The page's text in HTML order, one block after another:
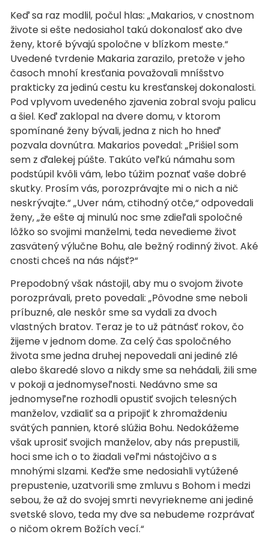
Keď sa raz modlil, počul hlas: „Makarios, v cnostnom
živote si ešte nedosiahol takú dokonalosť ako dve
ženy, ktoré bývajú spoločne v blízkom meste.“
Uvedené tvrdenie Makaria zarazilo, pretože v jeho
časoch mnohí kresťania považovali mníšstvo
prakticky za jedinú cestu ku kresťanskej dokonalosti.
Pod vplyvom uvedeného zjavenia zobral svoju palicu
a šiel. Keď zaklopal na dvere domu, v ktorom
spomínané ženy bývali, jedna z nich ho hneď
pozvala dovnútra. Makarios povedal: „Prišiel som
sem z ďalekej púšte. Takúto veľkú námahu som
podstúpil kvôli vám, lebo túžim poznať vaše dobré
skutky. Prosím vás, porozprávajte mi o nich a nič
neskrývajte.“ „Uver nám, ctihodný otče,“ odpovedali
ženy, „že ešte aj minulú noc sme zdieľali spoločné
lôžko so svojimi manželmi, teda nevedieme život
zasvätený výlučne Bohu, ale bežný rodinný život. Aké
cnosti chceš na nás nájsť?“
Prepodobný však nástojil, aby mu o svojom živote
porozprávali, preto povedali: „Pôvodne sme neboli
príbuzné, ale neskôr sme sa vydali za dvoch
vlastných bratov. Teraz je to už pätnásť rokov, čo
žijeme v jednom dome. Za celý čas spoločného
života sme jedna druhej nepovedali ani jediné zlé
alebo škaredé slovo a nikdy sme sa nehádali, žili sme
v pokoji a jednomyseľnosti. Nedávno sme sa
jednomyseľne rozhodli opustiť svojich telesných
manželov, vzdialiť sa a pripojiť k zhromaždeniu
svätých pannien, ktoré slúžia Bohu. Nedokážeme
však uprosiť svojich manželov, aby nás prepustili,
hoci sme ich o to žiadali veľmi nástojčivo a s
mnohými slzami. Keďže sme nedosiahli vytúžené
prepustenie, uzatvorili sme zmluvu s Bohom i medzi
sebou, že až do svojej smrti nevyriekneme ani jediné
svetské slovo, teda my dve sa nebudeme rozprávať
o ničom okrem Božích vecí.“